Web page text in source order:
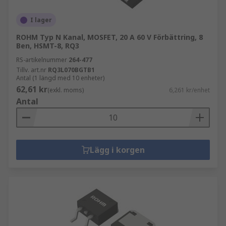
I lager
ROHM Typ N Kanal, MOSFET, 20 A 60 V Förbättring, 8
Ben, HSMT-8, RQ3
RS-artikelnummer 264-477
Tillv. art.nr RQ3L070BGTB1
Antal (1 längd med 10 enheter)
62,61 kr(exkl. moms) 6,261 kr/enhet
Antal
Lägg i korgen